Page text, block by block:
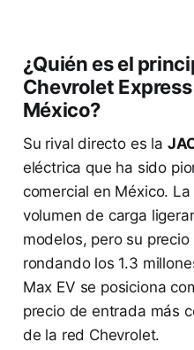
¿Quién es el
Chevrolet
México?
Su rival directo es la
eléctrica que ha sido
comercial en México.
volumen de carga
modelos, pero su
rondando los 1.3
Max EV se posiciona
precio de entrada más
de la red Chevrolet.